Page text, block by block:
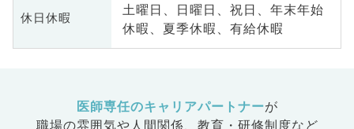
休日休暇
土曜日、日曜日、祝日、年末年始
休暇、夏季休暇、有給休暇
医師専任のキャリアパートナーが
職場の雰囲気や人間関係、 教育・研修制度など